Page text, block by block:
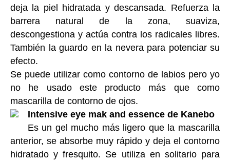
deja la piel hidratada y descansada. Refuerza la
barrera natural de la zona, suaviza,
descongestiona y actúa contra los radicales libres.
También la guardo en la nevera para potenciar su
efecto.
Se puede utilizar como contorno de labios pero yo
no he usado este producto más que como
mascarilla de contorno de ojos.
Intensive eye mak and essence de Kanebo
Es un gel mucho más ligero que la mascarilla
anterior, se absorbe muy rápido y deja el contorno
hidratado y fresquito. Se utiliza en solitario para